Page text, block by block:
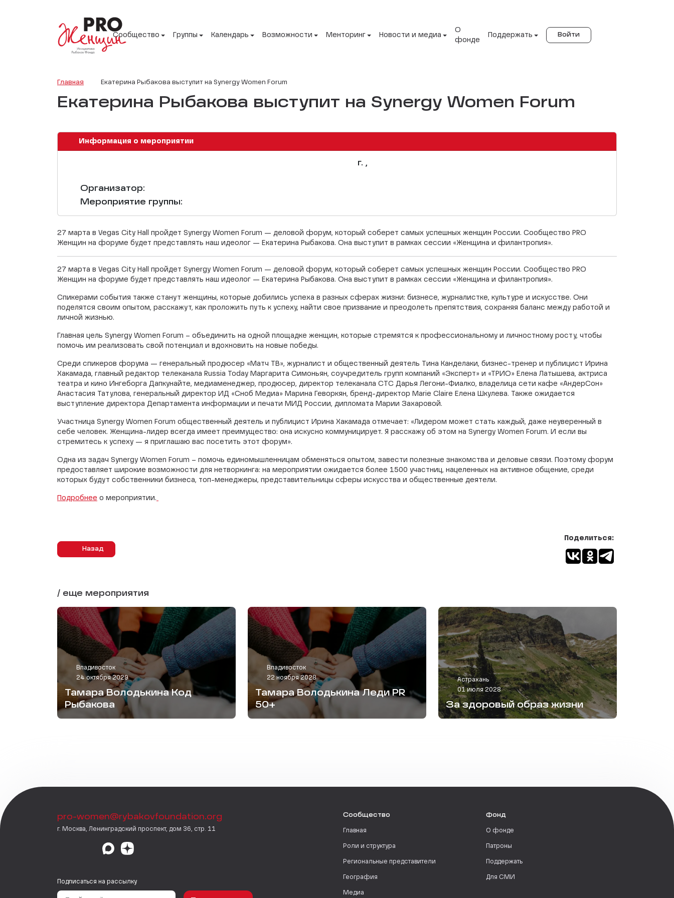
Сообщество Группы Календарь Возможности Менторинг Новости и медиа
О
фонде
Поддержать Войти
Главная Екатерина Рыбакова выступит на Synergy Women Forum
Екатерина Рыбакова выступит на Synergy Women Forum
Информация о мероприятии
г. ,
Организатор:
Мероприятие группы:
27 марта в Vegas City Hall пройдет Synergy Women Forum — деловой форум, который соберет самых успешных женщин России. Сообщество PRO
Женщин на форуме будет представлять наш идеолог — Екатерина Рыбакова. Она выступит в рамках сессии «Женщина и филантропия».
27 марта в Vegas City Hall пройдет Synergy Women Forum — деловой форум, который соберет самых успешных женщин России. Сообщество PRO
Женщин на форуме будет представлять наш идеолог — Екатерина Рыбакова. Она выступит в рамках сессии «Женщина и филантропия».
Спикерами события также станут женщины, которые добились успеха в разных сферах жизни: бизнесе, журналистке, культуре и искусстве. Они
поделятся своим опытом, расскажут, как проложить путь к успеху, найти свое призвание и преодолеть препятствия, сохраняя баланс между работой и
личной жизнью.
Главная цель Synergy Women Forum – объединить на одной площадке женщин, которые стремятся к профессиональному и личностному росту, чтобы
помочь им реализовать свой потенциал и вдохновить на новые победы.
Среди спикеров форума — генеральный продюсер «Матч ТВ», журналист и общественный деятель Тина Канделаки, бизнес-тренер и публицист Ирина
Хакамада, главный редактор телеканала Russia Today Маргарита Симоньян, соучредитель групп компаний «Эксперт» и «ТРИО» Елена Латышева, актриса
театра и кино Ингеборга Дапкунайте, медиаменеджер, продюсер, директор телеканала СТС Дарья Легони-Фиалко, владелица сети кафе «АндерСон»
Анастасия Татулова, генеральный директор ИД «Сноб Медиа» Марина Геворкян, бренд-директор Marie Claire Елена Шкулева. Также ожидается
выступление директора Департамента информации и печати МИД России, дипломата Марии Захаровой.
Участница Synergy Women Forum общественный деятель и публицист Ирина Хакамада отмечает: «Лидером может стать каждый, даже неуверенный в
себе человек. Женщина-лидер всегда имеет преимущество: она искусно коммуницирует. Я расскажу об этом на Synergy Women Forum. И если вы
стремитесь к успеху — я приглашаю вас посетить этот форум».
Одна из задач Synergy Women Forum – помочь единомышленницам обменяться опытом, завести полезные знакомства и деловые связи. Поэтому форум
предоставляет широкие возможности для нетворкинга: на мероприятии ожидается более 1500 участниц, нацеленных на активное общение, среди
которых будут собственники бизнеса, топ-менеджеры, представительницы сферы искусства и общественные деятели.
Подробнее о мероприятии.
Назад
Поделиться:
/ еще мероприятия
Владивосток
24 октября 2029
Тамара Володькина Код
Рыбакова
Владивосток
22 ноября 2028
Тамара Володькина Леди PR
50+
Астрахань
01 июля 2028
За здоровый образ жизни
pro-women@rybakovfoundation.org
г. Москва, Ленинградский проспект, дом 36, стр. 11
Подписаться на рассылку
Сообщество
Главная
Роли и структура
Региональные представители
География
Медиа
Фонд
О фонде
Патроны
Поддержать
Для СМИ